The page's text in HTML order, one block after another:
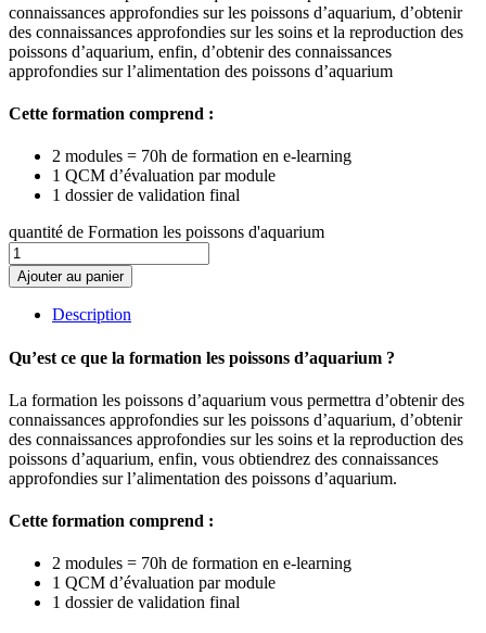
connaissances approfondies sur les poissons d’aquarium, d’obtenir
des connaissances approfondies sur les soins et la reproduction des
poissons d’aquarium, enfin, d’obtenir des connaissances
approfondies sur l’alimentation des poissons d’aquarium
Cette formation comprend :
2 modules = 70h de formation en e-learning
1 QCM d’évaluation par module
1 dossier de validation final
quantité de Formation les poissons d'aquarium
Ajouter au panier
Description
Qu’est ce que la formation les poissons d’aquarium ?
La formation les poissons d’aquarium vous permettra d’obtenir des
connaissances approfondies sur les poissons d’aquarium, d’obtenir
des connaissances approfondies sur les soins et la reproduction des
poissons d’aquarium, enfin, vous obtiendrez des connaissances
approfondies sur l’alimentation des poissons d’aquarium.
Cette formation comprend :
2 modules = 70h de formation en e-learning
1 QCM d’évaluation par module
1 dossier de validation final